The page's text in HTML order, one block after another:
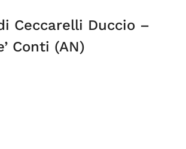
Ceccarelli Duccio –
Conti (AN)